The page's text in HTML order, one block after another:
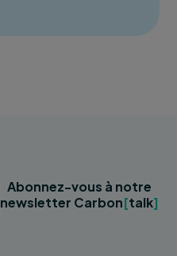
Abonnez-vous à notre
newsletter Carbon[talk]